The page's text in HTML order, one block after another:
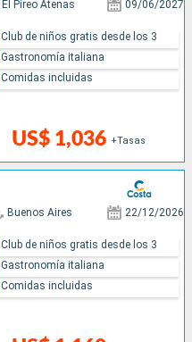
El Pireo Atenas 09/06/2027
US$ 1,036 +Tasas
Club de niños gratis desde los 3
Gastronomía italiana
Comidas incluidas
Buenos Aires 22/12/2026
Club de niños gratis desde los 3
Gastronomía italiana
Comidas incluidas